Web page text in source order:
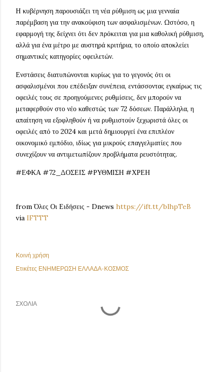
Η κυβέρνηση παρουσιάζει τη νέα ρύθμιση ως μια γενναία
παρέμβαση για την ανακούφιση των ασφαλισμένων. Ωστόσο, η
εφαρμογή της δείχνει ότι δεν πρόκειται για μια καθολική ρύθμιση,
αλλά για ένα μέτρο με αυστηρά κριτήρια, το οποίο αποκλείει
σημαντικές κατηγορίες οφειλετών.
Ενστάσεις διατυπώνονται κυρίως για το γεγονός ότι οι
ασφαλισμένοι που επέδειξαν συνέπεια, εντάσσοντας εγκαίρως τις
οφειλές τους σε προηγούμενες ρυθμίσεις, δεν μπορούν να
μεταφερθούν στο νέο καθεστώς των 72 δόσεων. Παράλληλα, η
απαίτηση να εξοφληθούν ή να ρυθμιστούν ξεχωριστά όλες οι
οφειλές από το 2024 και μετά δημιουργεί ένα επιπλέον
οικονομικό εμπόδιο, ιδίως για μικρούς επαγγελματίες που
συνεχίζουν να αντιμετωπίζουν προβλήματα ρευστότητας.
#ΕΦΚΑ #72_ΔΟΣΕΙΣ #ΡΥΘΜΙΣΗ #ΧΡΕΗ
from Όλες Οι Ειδήσεις - Dnews https://ift.tt/blhpTeB
via IFTTT
Κοινή χρήση
Ετικέτες ΕΝΗΜΕΡΩΣΗ ΕΛΛΑΔΑ-ΚΟΣΜΟΣ
ΣΧΌΛΙΑ